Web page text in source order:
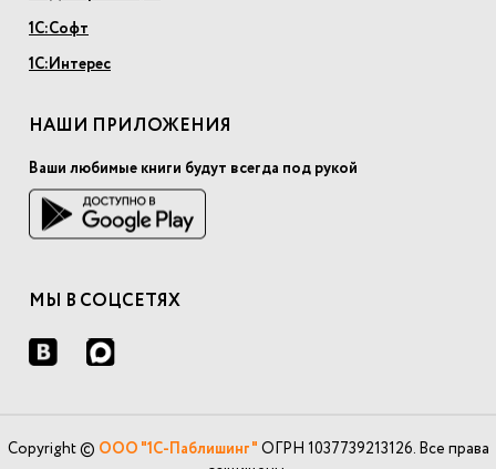
1С:Софт
1С:Интерес
НАШИ ПРИЛОЖЕНИЯ
Ваши любимые книги будут всегда под рукой
МЫ В СОЦСЕТЯХ
Copyright © ООО "1С-Паблишинг" ОГРН 1037739213126. Все права